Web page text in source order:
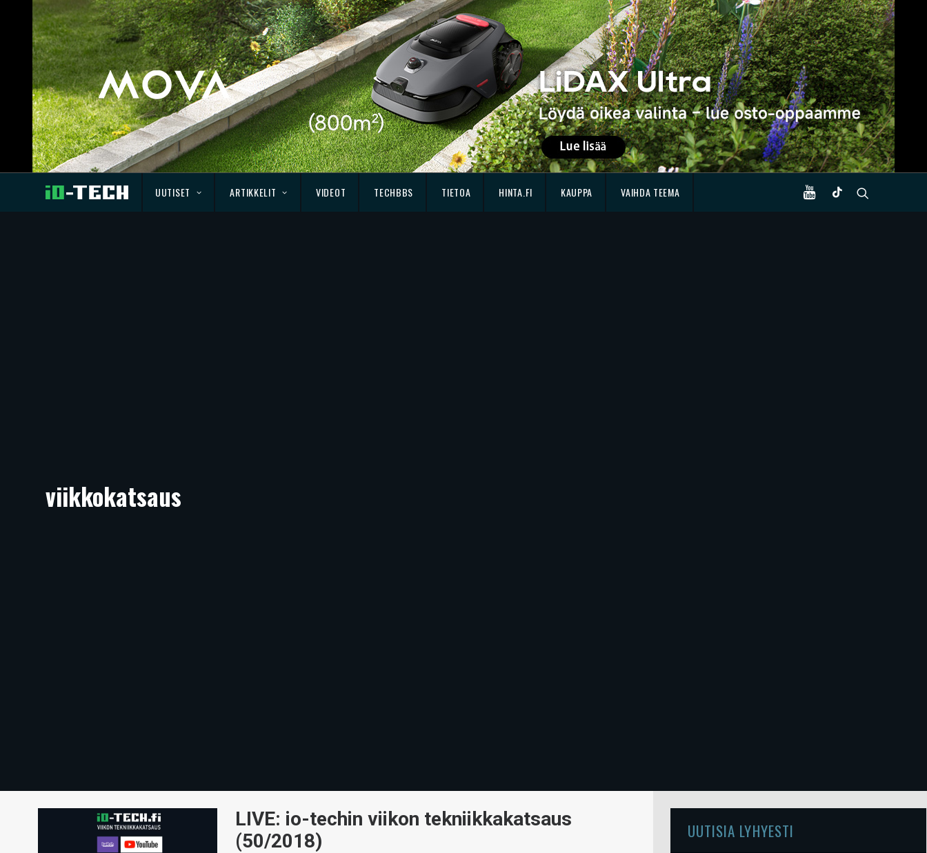
UUTISET ARTIKKELIT VIDEOT TECHBBS TIETOA HINTA.FI KAUPPA VAIHDA TEEMA
viikkokatsaus
LIVE: io-techin viikon tekniikkakatsaus
(50/2018)
UUTISIA LYHYESTI